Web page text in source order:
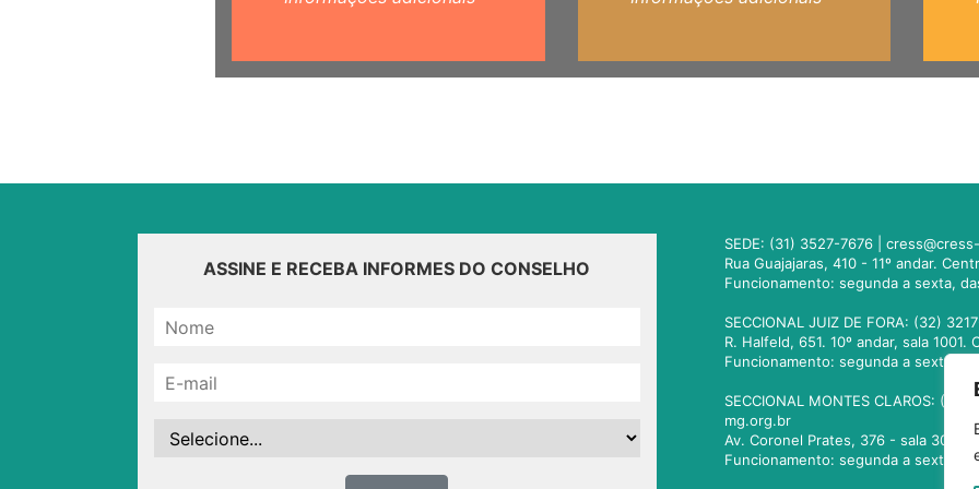
ASSINE E RECEBA INFORMES DO CONSELHO
SEDE: (31) 3527-7676 |
Rua Guajajaras, 410 - 11º andar.
Funcionamento: segunda a sexta,
SECCIONAL JUIZ DE FORA: (32)
R. Halfeld, 651. 10º andar, sala
Funcionamento: segunda a sexta,
SECCIONAL MONTES CLAROS:
mg.org.br
Av. Coronel Prates, 376 - sala 301.
Funcionamento: segunda a sexta,